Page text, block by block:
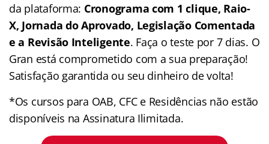
da plataforma: Cronograma com 1 clique, Raio-
X, Jornada do Aprovado, Legislação Comentada
e a Revisão Inteligente. Faça o teste por 7 dias. O
Gran está comprometido com a sua preparação!
Satisfação garantida ou seu dinheiro de volta!
*Os cursos para OAB, CFC e Residências não estão
disponíveis na Assinatura Ilimitada.